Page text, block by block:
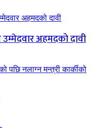
उम्मेदवार अहमदको दावी